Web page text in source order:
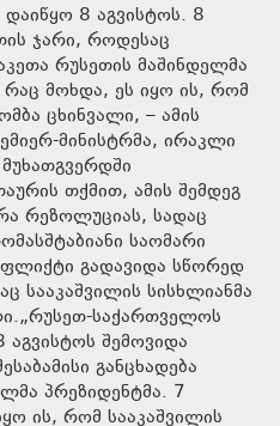
8 აგვისტოს. 8
ჯარი, როდესაც
რუსეთის მაშინდელმა
რაც მოხდა, ეს იყო ის, რომ
ცხინვალი, – ამის
მინისტრმა, ირაკლი
თქმით, ამის შემდეგ
რეზოლუციას, სადაც
საომარი
გადავიდა სწორედ
სააკაშვილის სისხლიანმა
საქართველოს
შემოვიდა
განცხადება
პრეზიდენტმა. 7
ის, რომ სააკაშვილის